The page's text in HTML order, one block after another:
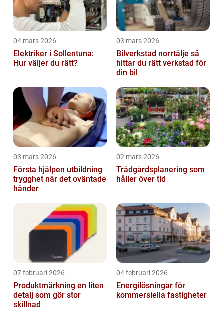
04 mars 2026
Elektriker i Sollentuna:
Hur väljer du rätt?
03 mars 2026
Bilverkstad norrtälje så
hittar du rätt verkstad för
din bil
03 mars 2026
Första hjälpen utbildning
trygghet när det oväntade
händer
02 mars 2026
Trädgårdsplanering som
håller över tid
07 februari 2026
Produktmärkning en liten
detalj som gör stor
skillnad
04 februari 2026
Energilösningar för
kommersiella fastigheter